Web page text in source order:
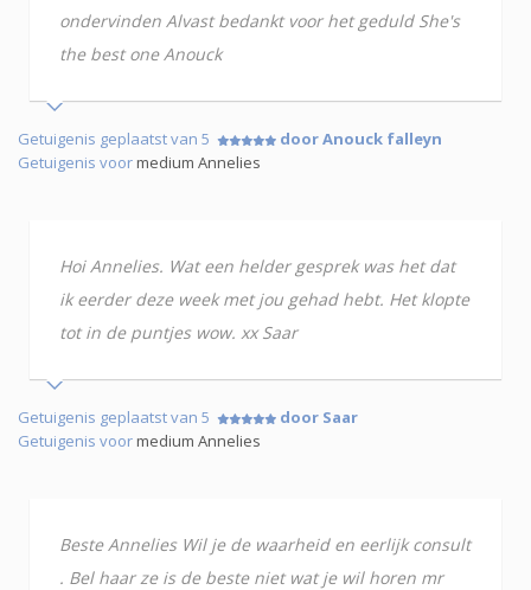
ondervinden Alvast bedankt voor het geduld She's
the best one Anouck
Getuigenis geplaatst van 5
door Anouck falleyn
Getuigenis voormedium Annelies
Hoi Annelies. Wat een helder gesprek was het dat
ik eerder deze week met jou gehad hebt. Het klopte
tot in de puntjes wow. xx Saar
Getuigenis geplaatst van 5
door Saar
Getuigenis voormedium Annelies
Beste Annelies Wil je de waarheid en eerlijk consult
. Bel haar ze is de beste niet wat je wil horen mr